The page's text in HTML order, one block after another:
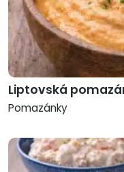
Liptovská
Pomazánky